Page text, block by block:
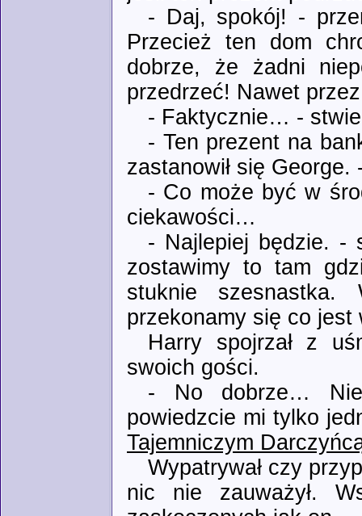
- Daj, spokój! -
Przecież ten dom
dobrze, że żadni
przedrzeć! Nawet
- Faktycznie… -
- Ten prezent na
zastanowił się
- Co może być w
ciekawości…
- Najlepiej będzie. -
zostawimy to tam
stuknie
przekonamy się co
Harry spojrzał z
swoich gości.
- No dobrze…
powiedzcie mi tylko
Tajemniczym
Wypatrywał czy
nic nie zauważył.